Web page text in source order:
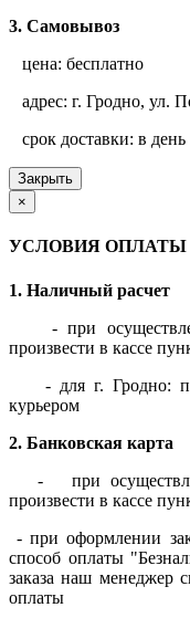
3. Самовывоз
цена: бесплатно
адрес: г. Гродно, ул.
срок доставки: в день
Закрыть
×
УСЛОВИЯ ОПЛАТЫ
1. Наличный расчет
- при
произвести в кассе
- для г. Гродно:
курьером
2. Банковская карта
- при
произвести в кассе
- при оформлении
способ оплаты
заказа наш менеджер
оплаты